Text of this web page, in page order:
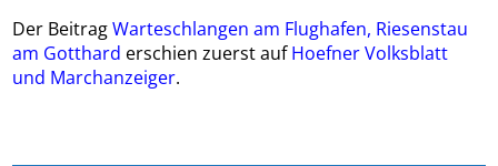
Der BeitragWarteschlangen am Flughafen, Riesenstau
am Gotthard erschien zuerst aufHoefner Volksblatt
und Marchanzeiger.